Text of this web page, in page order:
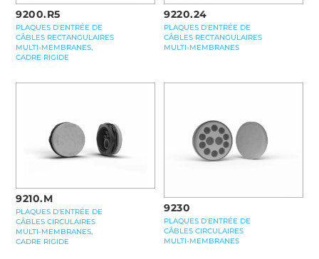
9200.R5
PLAQUES D'ENTRÉE DE
CÂBLES RECTANGULAIRES
MULTI-MEMBRANES,
CADRE RIGIDE
9220.24
PLAQUES D'ENTRÉE DE
CÂBLES RECTANGULAIRES
MULTI-MEMBRANES
9210.M
PLAQUES D'ENTRÉE DE
CÂBLES CIRCULAIRES
MULTI-MEMBRANES,
CADRE RIGIDE
9230
PLAQUES D'ENTRÉE DE
CÂBLES CIRCULAIRES
MULTI-MEMBRANES